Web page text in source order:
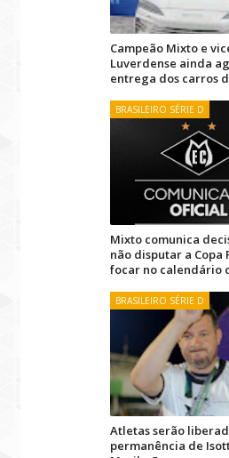
Campeão Mixto e
Luverdense ainda
entrega dos carros
BRASILEIRO SÉRIE D
Mixto comunica
não disputar a Copa
focar no calendário
BRASILEIRO SÉRIE D
Atletas serão
permanência de